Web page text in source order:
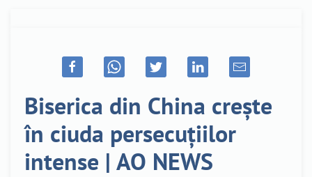
Biserica din China crește
în ciuda persecuțiilor
intense | AO NEWS